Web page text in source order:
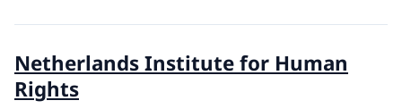
Netherlands Institute for Human
Rights